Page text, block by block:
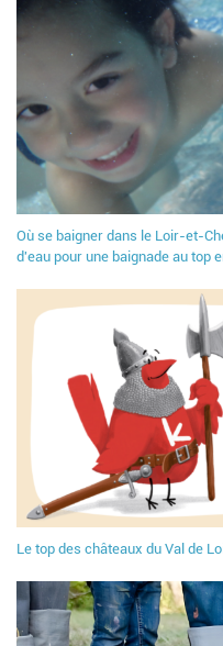
Où se baigner dans le Loir-et-
d'eau pour une baignade au top
Le top des châteaux du Val de